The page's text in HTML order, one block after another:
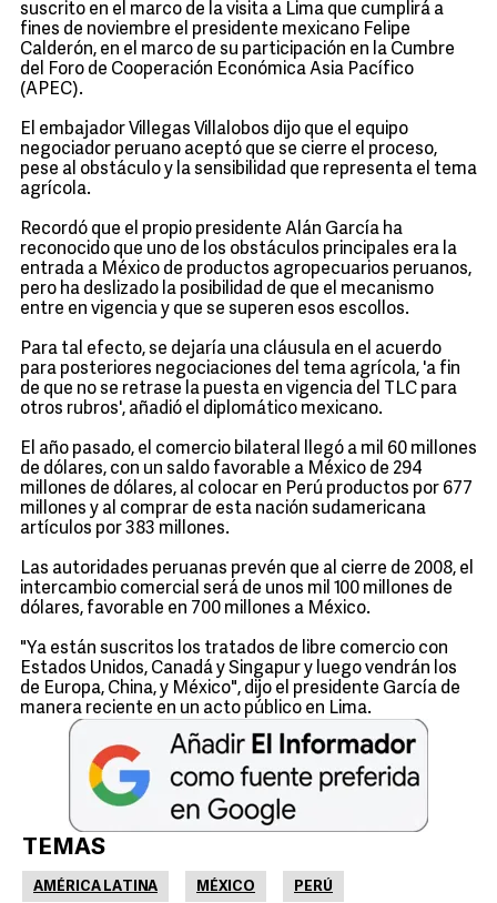
suscrito en el marco de la visita a Lima que cumplirá a
fines de noviembre el presidente mexicano Felipe
Calderón, en el marco de su participación en la Cumbre
del Foro de Cooperación Económica Asia Pacífico
(APEC).
El embajador Villegas Villalobos dijo que el equipo
negociador peruano aceptó que se cierre el proceso,
pese al obstáculo y la sensibilidad que representa el tema
agrícola.
Recordó que el propio presidente Alán García ha
reconocido que uno de los obstáculos principales era la
entrada a México de productos agropecuarios peruanos,
pero ha deslizado la posibilidad de que el mecanismo
entre en vigencia y que se superen esos escollos.
Para tal efecto, se dejaría una cláusula en el acuerdo
para posteriores negociaciones del tema agrícola, 'a fin
de que no se retrase la puesta en vigencia del TLC para
otros rubros', añadió el diplomático mexicano.
El año pasado, el comercio bilateral llegó a mil 60 millones
de dólares, con un saldo favorable a México de 294
millones de dólares, al colocar en Perú productos por 677
millones y al comprar de esta nación sudamericana
artículos por 383 millones.
Las autoridades peruanas prevén que al cierre de 2008, el
intercambio comercial será de unos mil 100 millones de
dólares, favorable en 700 millones a México.
"Ya están suscritos los tratados de libre comercio con
Estados Unidos, Canadá y Singapur y luego vendrán los
de Europa, China, y México", dijo el presidente García de
manera reciente en un acto público en Lima.
TEMAS
AMÉRICA LATINA MÉXICO PERÚ